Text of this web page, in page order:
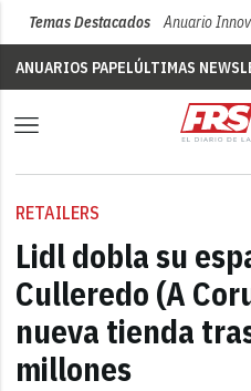
Temas Destacados Anuario
ANUARIOS PAPELÚLTIMAS
RETAILERS
Lidl dobla su
Culleredo (A
nueva tienda
millones